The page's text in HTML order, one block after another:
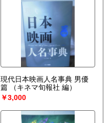
現代日本映画人名事典 男優
篇
（キネマ旬報社 編）
￥3,000